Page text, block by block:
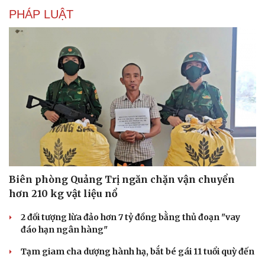
Văn hóa
Sân khấu - Điện ảnh
Văn học
Di sản
Giải trí
Nghệ sĩ
PHÁP LUẬT
Biên phòng Quảng Trị ngăn chặn vận chuyển
hơn 210 kg vật liệu nổ
2 đối tượng lừa đảo hơn 7 tỷ đồng bằng thủ đoạn "vay
đáo hạn ngân hàng"
Tạm giam cha dượng hành hạ, bắt bé gái 11 tuổi quỳ đến